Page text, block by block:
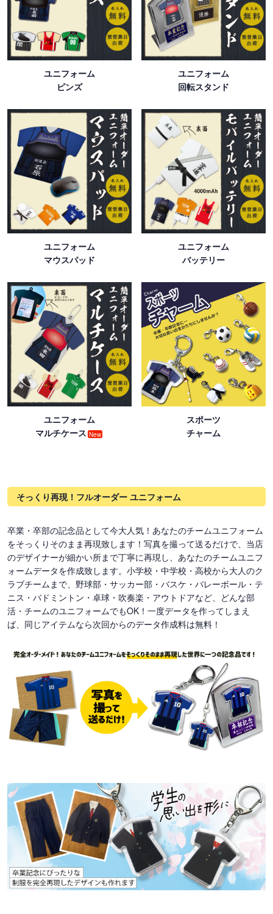
ユニフォーム
ピンズ
ユニフォーム
回転スタンド
ユニフォーム
マウスパッド
ユニフォーム
バッテリー
ユニフォーム
マルチケース New
スポーツ
チャーム
そっくり再現！フルオーダー ユニフォーム
卒業・卒部の記念品として今大人気！あなたのチームユニフォーム
をそっくりそのまま再現致します！写真を撮って送るだけで、当店
のデザイナーが細かい所まで丁寧に再現し、あなたのチームユニフ
ォームデータを作成致します。小学校・中学校・高校から大人のク
ラブチームまで、野球部・サッカー部・バスケ・バレーボール・テ
ニス・バドミントン・卓球・吹奏楽・アウトドアなど、どんな部
活・チームのユニフォームでもOK！一度データを作ってしまえ
ば、同じアイテムなら次回からのデータ作成料は無料！